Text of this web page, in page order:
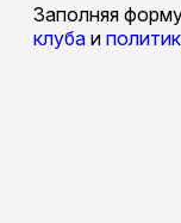
Заполняя
клуба и